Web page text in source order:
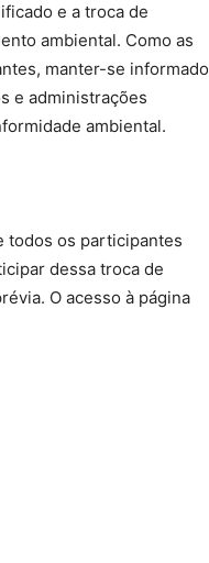
e a troca de
ambiental. Como as
manter-se informado
e administrações
ambiental.
todos os participantes
dessa troca de
O acesso à página